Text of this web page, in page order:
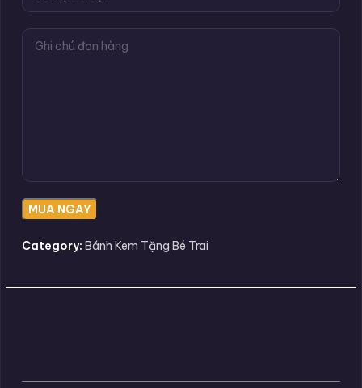
Category: Bánh Kem Tặng Bé Trai